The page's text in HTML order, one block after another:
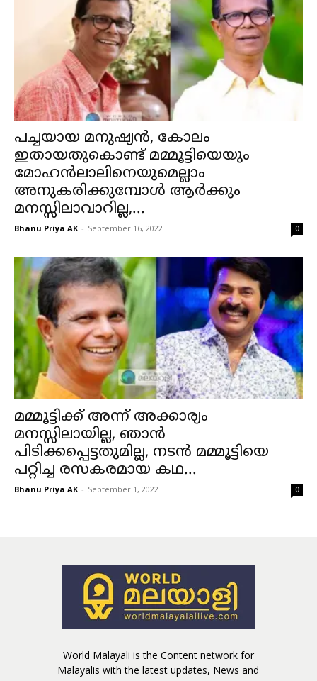
പച്ചയായ മനുഷ്യന്‍, കോലം
ഇതായതുകൊണ്ട് മമ്മൂട്ടിയെയും
മോഹന്‍ലാലിനെയുമെല്ലാം
അനുകരിക്കുമ്പോള്‍ ആര്‍ക്കും
മനസ്സിലാവാറില്ല,...
Bhanu Priya AK - September 16, 2022 0
മമ്മൂട്ടിക്ക് അന്ന് അക്കാര്യം
മനസ്സിലായില്ല, ഞാന്‍
പിടിക്കപ്പെട്ടതുമില്ല, നടന്‍ മമ്മൂട്ടിയെ
പറ്റിച്ച രസകരമായ കഥ...
Bhanu Priya AK - September 1, 2022 0
World Malayali is the Content network for
Malayalis with the latest updates, News and